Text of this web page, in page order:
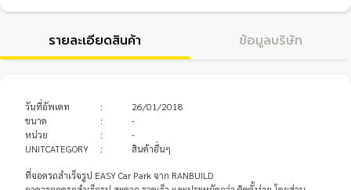
รายละเอียดสินค้า ข้อมูลบริษัท
วันที่อัพเดท :
26/01/2018
ขนาด
:
-
หน่วย
:
-
UNITCATEGORY
: สินค้าอื่นๆ
ที่จอดรถสำเร็จรูป EASY Car Park จาก RANBUILD